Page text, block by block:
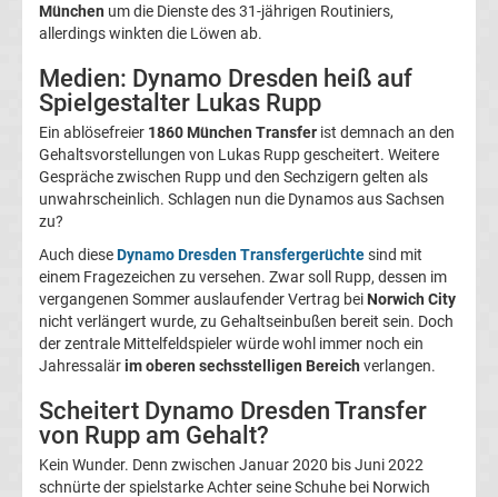
Magdeburg
Transfergerüchte
1.
FC
Nürnberg
Transfergerüchte
1.
FC
Saarbrücken
München um die Dienste des 31-jährigen Routiniers,
allerdings winkten die Löwen ab.
Medien: Dynamo Dresden heiß auf
Spielgestalter Lukas Rupp
Ein ablösefreier 1860 München Transfer ist demnach an den
Gehaltsvorstellungen von Lukas Rupp gescheitert. Weitere
Gespräche zwischen Rupp und den Sechzigern gelten als
unwahrscheinlich. Schlagen nun die Dynamos aus Sachsen
zu?
Auch dieseDynamo Dresden Transfergerüchtesind mit
einem Fragezeichen zu versehen. Zwar soll Rupp, dessen im
vergangenen Sommer auslaufender Vertrag bei Norwich City
nicht verlängert wurde, zu Gehaltseinbußen bereit sein. Doch
der zentrale Mittelfeldspieler würde wohl immer noch ein
Jahressalärim oberen sechsstelligen Bereich verlangen.
Scheitert Dynamo Dresden Transfer
von Rupp am Gehalt?
Kein Wunder. Denn zwischen Januar 2020 bis Juni 2022
schnürte der spielstarke Achter seine Schuhe bei Norwich